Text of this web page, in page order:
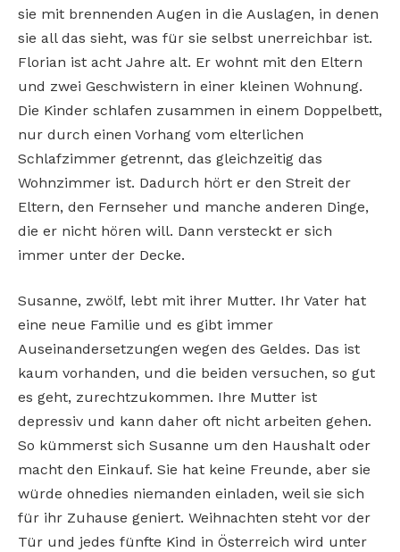
sie mit brennenden Augen in die Auslagen, in denen
sie all das sieht, was für sie selbst unerreichbar ist.
Florian ist acht Jahre alt. Er wohnt mit den Eltern
und zwei Geschwistern in einer kleinen Wohnung.
Die Kinder schlafen zusammen in einem Doppelbett,
nur durch einen Vorhang vom elterlichen
Schlafzimmer getrennt, das gleichzeitig das
Wohnzimmer ist. Dadurch hört er den Streit der
Eltern, den Fernseher und manche anderen Dinge,
die er nicht hören will. Dann versteckt er sich
immer unter der Decke.
Susanne, zwölf, lebt mit ihrer Mutter. Ihr Vater hat
eine neue Familie und es gibt immer
Auseinandersetzungen wegen des Geldes. Das ist
kaum vorhanden, und die beiden versuchen, so gut
es geht, zurechtzukommen. Ihre Mutter ist
depressiv und kann daher oft nicht arbeiten gehen.
So kümmerst sich Susanne um den Haushalt oder
macht den Einkauf. Sie hat keine Freunde, aber sie
würde ohnedies niemanden einladen, weil sie sich
für ihr Zuhause geniert. Weihnachten steht vor der
Tür und jedes fünfte Kind in Österreich wird unter